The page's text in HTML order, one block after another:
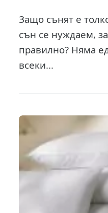
Защо сънят е
сън се нуждаем,
правилно? Няма
всеки...